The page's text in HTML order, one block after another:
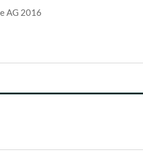
AG 2016